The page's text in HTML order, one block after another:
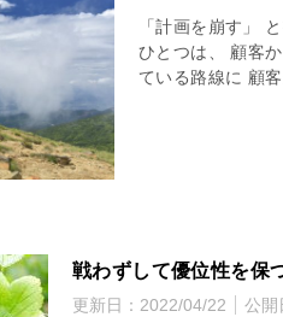
「計画を崩す」
ひとつは、 顧客
ている路線に 顧
戦わずして優位性を保
更新日： 2022/04/22 公開